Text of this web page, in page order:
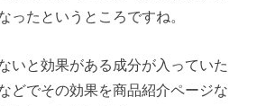
ったというところですね。
いと効果がある成分が入っていた
どでその効果を商品紹介ページな